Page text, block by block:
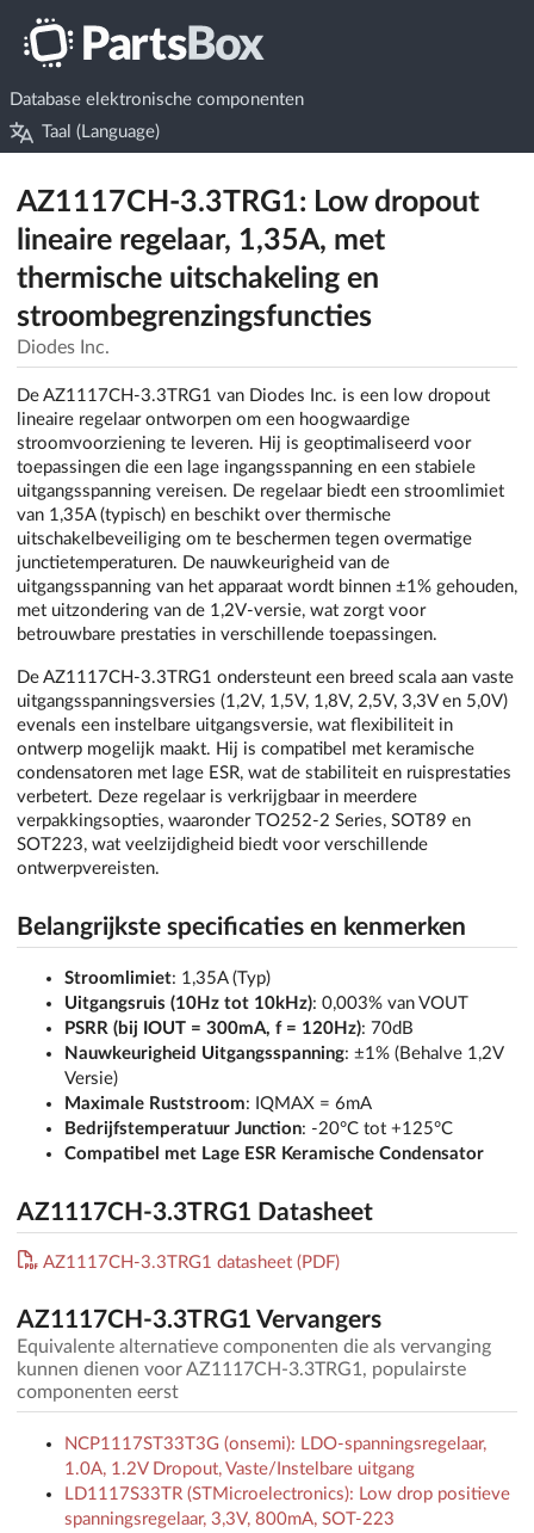
Database elektronische componenten
Taal (Language)
AZ1117CH-3.3TRG1: Low dropout
lineaire regelaar, 1,35A, met
thermische uitschakeling en
stroombegrenzingsfuncties
Diodes Inc.
De AZ1117CH-3.3TRG1 van Diodes Inc. is een low dropout
lineaire regelaar ontworpen om een hoogwaardige
stroomvoorziening te leveren. Hij is geoptimaliseerd voor
toepassingen die een lage ingangsspanning en een stabiele
uitgangsspanning vereisen. De regelaar biedt een stroomlimiet
van 1,35A (typisch) en beschikt over thermische
uitschakelbeveiliging om te beschermen tegen overmatige
junctietemperaturen. De nauwkeurigheid van de
uitgangsspanning van het apparaat wordt binnen ±1% gehouden,
met uitzondering van de 1,2V-versie, wat zorgt voor
betrouwbare prestaties in verschillende toepassingen.
De AZ1117CH-3.3TRG1 ondersteunt een breed scala aan vaste
uitgangsspanningsversies (1,2V, 1,5V, 1,8V, 2,5V, 3,3V en 5,0V)
evenals een instelbare uitgangsversie, wat flexibiliteit in
ontwerp mogelijk maakt. Hij is compatibel met keramische
condensatoren met lage ESR, wat de stabiliteit en ruisprestaties
verbetert. Deze regelaar is verkrijgbaar in meerdere
verpakkingsopties, waaronder TO252-2 Series, SOT89 en
SOT223, wat veelzijdigheid biedt voor verschillende
ontwerpvereisten.
Belangrijkste specificaties en kenmerken
Stroomlimiet: 1,35A (Typ)
Uitgangsruis (10Hz tot 10kHz): 0,003% van VOUT
PSRR (bij IOUT = 300mA, f = 120Hz): 70dB
Nauwkeurigheid Uitgangsspanning: ±1% (Behalve 1,2V
Versie)
Maximale Ruststroom: IQMAX = 6mA
Bedrijfstemperatuur Junction: -20°C tot +125°C
Compatibel met Lage ESR Keramische Condensator
AZ1117CH-3.3TRG1 Datasheet
AZ1117CH-3.3TRG1 datasheet (PDF)
AZ1117CH-3.3TRG1 Vervangers
Equivalente alternatieve componenten die als vervanging
kunnen dienen voor AZ1117CH-3.3TRG1, populairste
componenten eerst
NCP1117ST33T3G (onsemi): LDO-spanningsregelaar,
1.0A, 1.2V Dropout, Vaste/Instelbare uitgang
LD1117S33TR (STMicroelectronics): Low drop positieve
spanningsregelaar, 3,3V, 800mA, SOT-223